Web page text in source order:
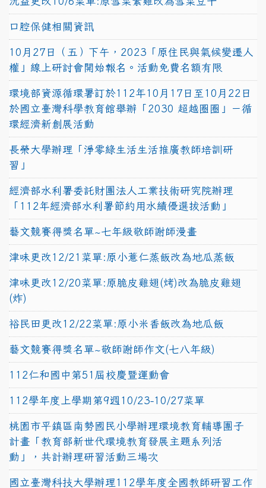
口腔保健相關資訊
10月27日（五）下午，2023「原住民與氣候變遷人
權」線上研討會開始報名。活動免費名額有限
環境部資源循環署訂於112年10月17日至10月22日
於國立臺灣科學教育館舉辦「2030 超越圈圈」－循
環經濟新創展活動
長榮大學辦理「淨零綠生活生活推廣教師培訓研
習」
經濟部水利署委託財團法人工業技術研究院辦理
「112年經濟部水利署節約用水績優選拔活動」
藝文競賽得獎名單~七年級敬師謝師漫畫
津味更改12/21菜單:原小薏仁蒸飯改為地瓜蒸飯
津味更改12/20菜單:原脆皮雞翅(烤)改為脆皮雞翅
(炸)
裕民田更改12/22菜單:原小米香飯改為地瓜飯
藝文競賽得獎名單~敬師謝師作文(七八年級)
112仁和國中第51屆校慶暨運動會
112學年度上學期第9週10/23-10/27菜單
桃園市平鎮區南勢國民小學辦理環境教育輔導團子
計畫「教育部新世代環境教育發展主題系列活
動」，共計辦理研習活動三場次
國立臺灣科技大學辦理112學年度全國教師研習工作